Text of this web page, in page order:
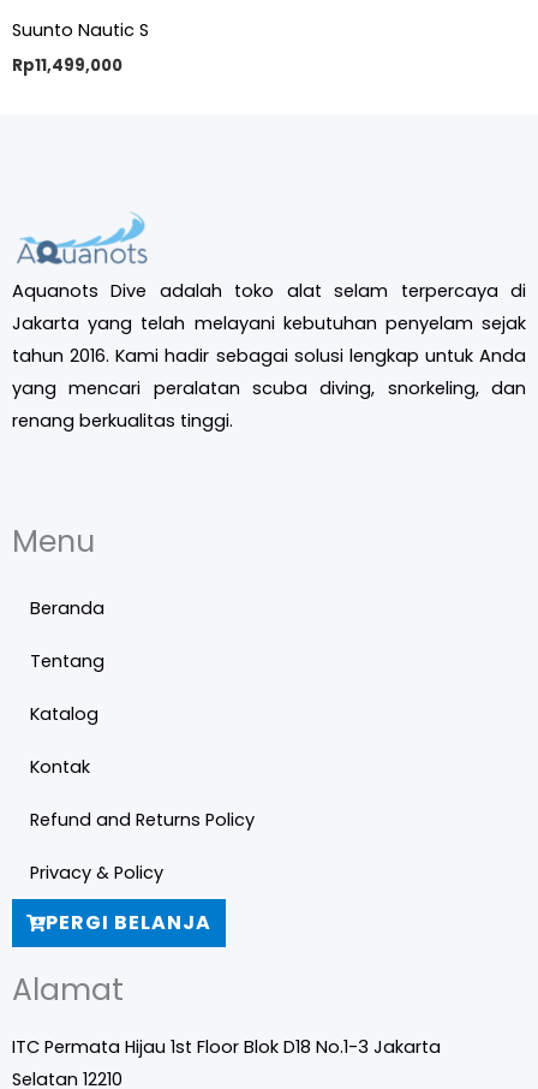
Suunto Nautic S
Rp11,499,000
Aquanots Dive adalah toko alat selam terpercaya di
Jakarta yang telah melayani kebutuhan penyelam sejak
tahun 2016. Kami hadir sebagai solusi lengkap untuk Anda
yang mencari peralatan scuba diving, snorkeling, dan
renang berkualitas tinggi.
Menu
Beranda
Tentang
Katalog
Kontak
Refund and Returns Policy
Privacy & Policy
PERGI BELANJA
Alamat
ITC Permata Hijau 1st Floor Blok D18 No.1-3 Jakarta
Selatan 12210